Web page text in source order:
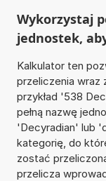
Wykorzystaj
jednostek,
Kalkulator ten
przeliczenia wraz
przykład '538
pełną nazwę
'Decyradian' lub
kategorię, do
zostać
przelicza